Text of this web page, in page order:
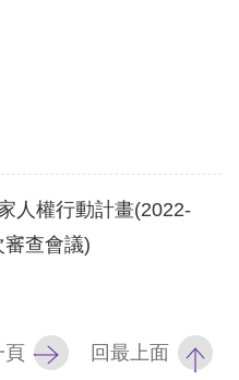
人權行動計畫(2022-
查會議)
頁 回最上面